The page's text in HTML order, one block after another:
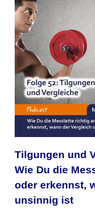
Tilgungen und
Wie Du die
oder erkennst,
unsinnig ist